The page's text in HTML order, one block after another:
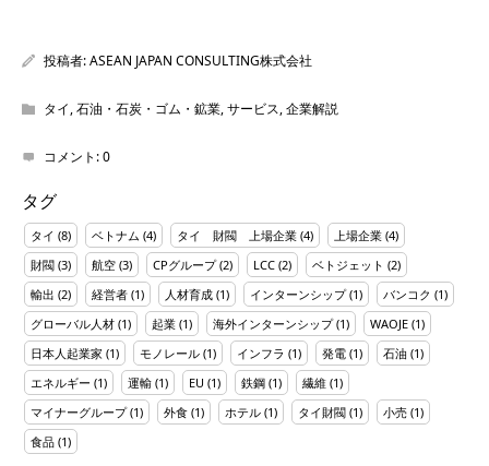
投稿者:ASEAN JAPAN CONSULTING株式会社
タイ,石油・石炭・ゴム・鉱業,サービス,企業解説
コメント:0
タグ
タイ (8) ベトナム (4) タイ 財閥 上場企業 (4) 上場企業 (4)
財閥 (3) 航空 (3) CPグループ(2) LCC (2) ベトジェット (2)
輸出 (2) 経営者 (1) 人材育成 (1) インターンシップ(1) バンコク (1)
グローバル人材 (1) 起業 (1) 海外インターンシップ(1) WAOJE (1)
日本人起業家 (1) モノレール (1) インフラ (1) 発電 (1) 石油 (1)
エネルギー (1) 運輸 (1) EU (1) 鉄鋼 (1) 繊維 (1)
マイナーグループ(1) 外食 (1) ホテル (1) タイ財閥 (1) 小売 (1)
食品 (1)